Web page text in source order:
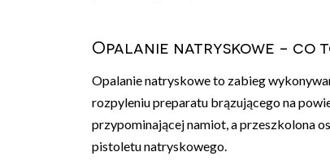
Opalanie natryskowe - co
Opalanie natryskowe to zabieg
rozpyleniu preparatu brązującego na
przypominającej namiot, a przeszkolona
pistoletu natryskowego.